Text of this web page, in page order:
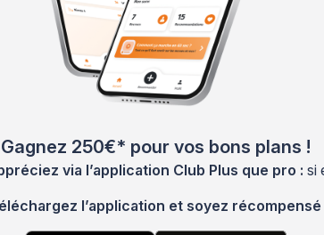
Gagnez 250€* pour vos bons plans !
via l’application Club Plus que pro : si
l’application et soyez récompensé